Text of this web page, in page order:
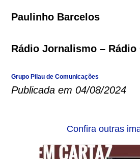
Paulinho Barcelos
Rádio Jornalismo – Rádio
Grupo Pilau de Comunicações
Publicada em 04/08/2024
Confira outras